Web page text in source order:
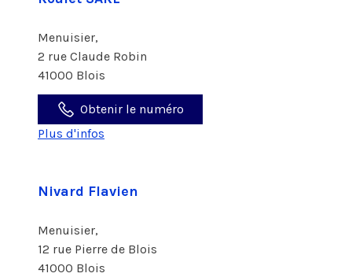
Menuisier,
2 rue Claude Robin
41000 Blois
Obtenir le numéro
Plus d'infos
Nivard Flavien
Menuisier,
12 rue Pierre de Blois
41000 Blois